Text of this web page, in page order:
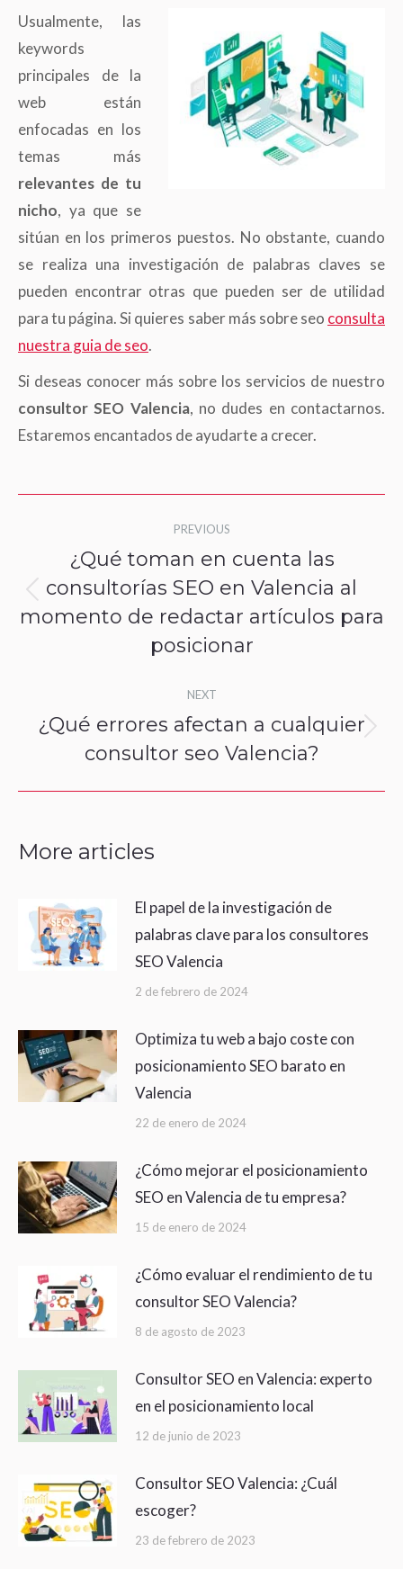
Usualmente, las
keywords
principales de la
web están
enfocadas en los
temas más
relevantes de tu
nicho, ya que se
sitúan en los primeros puestos. No obstante, cuando
se realiza una investigación de palabras claves se
pueden encontrar otras que pueden ser de utilidad
para tu página. Si quieres saber más sobre seo consulta
nuestra guia de seo.
Si deseas conocer más sobre los servicios de nuestro
consultor SEO Valencia, no dudes en contactarnos.
Estaremos encantados de ayudarte a crecer.
navigation
PREVIOUS
post:
¿Qué toman en cuenta las
consultorías SEO en Valencia al
momento de redactar artículos para
posicionar
NEXT
post:
¿Qué errores afectan a cualquier
consultor seo Valencia?
More articles
El papel de la investigación de
palabras clave para los consultores
SEO Valencia
2 de febrero de 2024
Optimiza tu web a bajo coste con
posicionamiento SEO barato en
Valencia
22 de enero de 2024
¿Cómo mejorar el posicionamiento
SEO en Valencia de tu empresa?
15 de enero de 2024
¿Cómo evaluar el rendimiento de tu
consultor SEO Valencia?
8 de agosto de 2023
Consultor SEO en Valencia: experto
en el posicionamiento local
12 de junio de 2023
Consultor SEO Valencia: ¿Cuál
escoger?
23 de febrero de 2023